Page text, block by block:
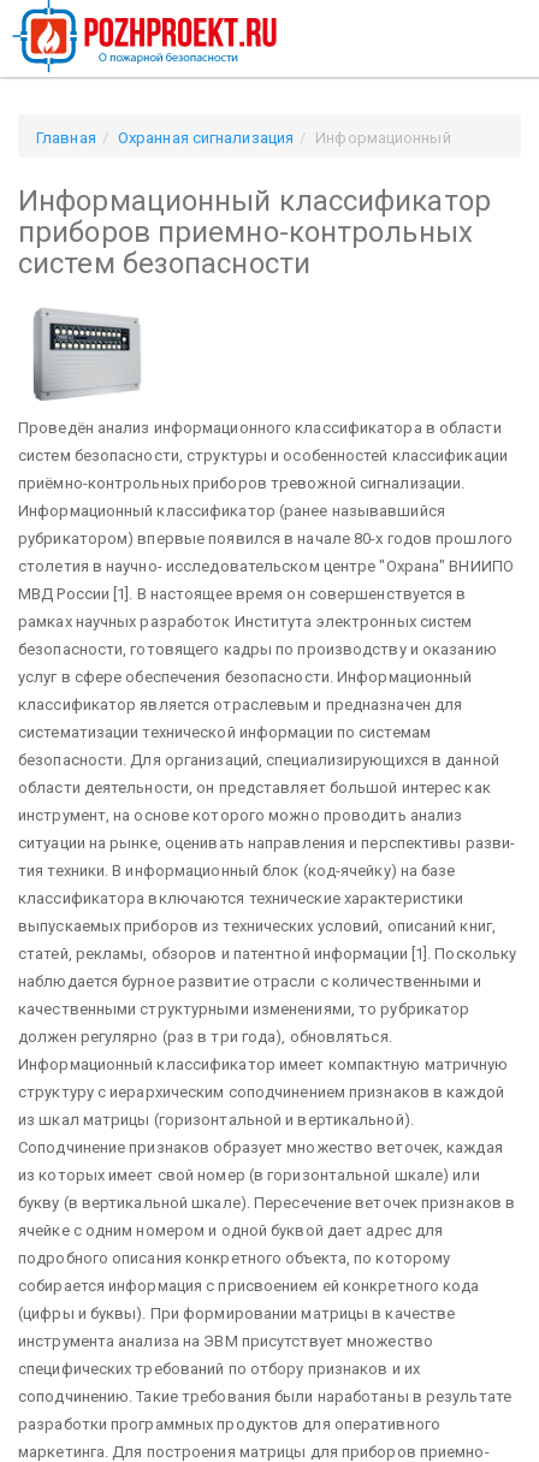
Главная Охранная сигнализация
Информационный
безопасности
Информационный классификатор
приборов приемно-контрольных
систем безопасности
Проведён анализ информационного классификатора в области
систем безопасности, структуры и особенностей классификации
приёмно-контрольных приборов тревожной сигнализации.
Информационный классификатор (ранее называвшийся
рубрикатором) впервые появился в начале 80-х годов прошлого
столетия в научно- исследовательском центре "Охрана" ВНИИПО
МВД России [1]. В настоящее время он совершенствуется в
рамках научных разработок Института электрон­ных систем
безопасности, готовящего кадры по производству и оказанию
услуг в сфере обеспечения безопасности. Информационный
классификатор является отраслевым и предназначен для
систематизации технической информации по системам
безопасности. Для организаций, специализирующихся в данной
области деятельности, он пред­ставляет большой интерес как
инструмент, на основе которого можно прово­дить анализ
ситуации на рынке, оценивать направления и перспективы разви­
тия техники. В информационный блок (код-ячейку) на базе
классификатора включаются технические характеристики
выпускаемых приборов из техниче­ских условий, описаний книг,
статей, рекламы, обзоров и патентной информа­ции [1]. Поскольку
наблюдается бурное развитие отрасли с количественными и
качественными структурными изменениями, то рубрикатор
должен регулярно (раз в три года), обновляться.
Информационный классификатор имеет компактную матричную
струк­туру с иерархическим соподчинением признаков в каждой
из шкал матрицы (горизонтальной и вертикальной).
Соподчинение признаков образует множест­во веточек, каждая
из которых имеет свой номер (в горизонтальной шкале) или
букву (в вертикальной шкале). Пересечение веточек признаков в
ячейке с од­ним номером и одной буквой дает адрес для
подробного описания конкретного объекта, по которому
собирается информация с присвоением ей конкретного кода
(цифры и буквы). При формировании матрицы в качестве
инструмента анализа на ЭВМ присутствует множество
специфических требований по отбору признаков и их
соподчинению. Такие требования были наработаны в результате
разработки программных продуктов для оперативного
маркетинга. Для построения матрицы для приборов приемно-